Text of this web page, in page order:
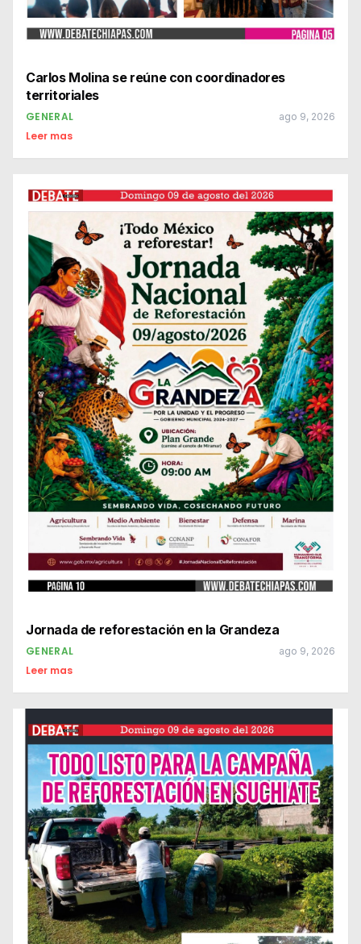
Carlos Molina se reúne con coordinadores
territoriales
GENERAL ago 9, 2026
Leer mas
Jornada de reforestación en la Grandeza
GENERAL ago 9, 2026
Leer mas